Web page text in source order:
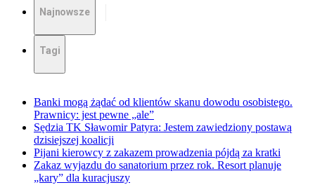
Najnowsze
Tagi
Banki mogą żądać od klientów skanu dowodu osobistego.
Prawnicy: jest pewne „ale”
Sędzia TK Sławomir Patyra: Jestem zawiedziony postawą
dzisiejszej koalicji
Pijani kierowcy z zakazem prowadzenia pójdą za kratki
Zakaz wyjazdu do sanatorium przez rok. Resort planuje
„kary” dla kuracjuszy